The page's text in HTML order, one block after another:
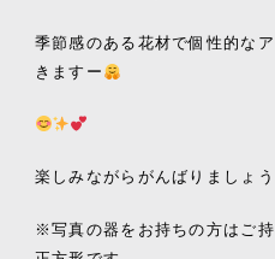
季節感のある花材で個性的な
きますー
楽しみながらがんばりましょう
※写真の器をお持ちの方はご